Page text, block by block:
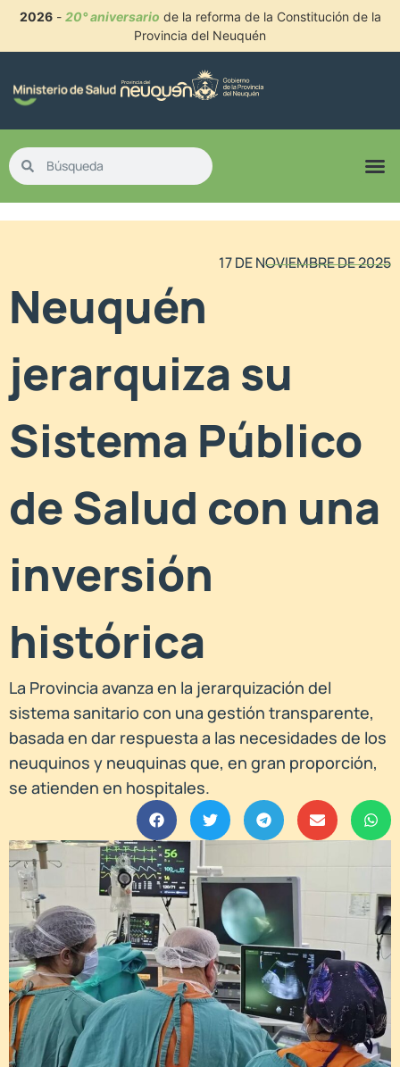
2026- 20° aniversario de la reforma de la Constitución de la
Provincia del Neuquén
17 DE NOVIEMBRE DE 2025
Neuquén
jerarquiza su
Sistema Público
de Salud con una
inversión
histórica
La Provincia avanza en la jerarquización del
sistema sanitario con una gestión transparente,
basada en dar respuesta a las necesidades de los
neuquinos y neuquinas que, en gran proporción,
se atienden en hospitales.